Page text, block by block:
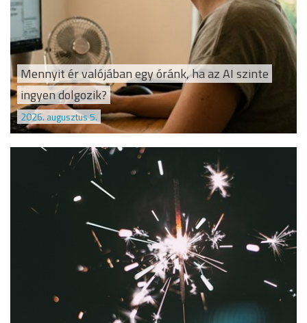
Mennyit ér valójában egy óránk, ha az AI szinte
ingyen dolgozik?
2026. augusztus 5.